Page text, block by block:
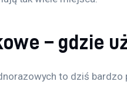
– gdzie
to dziś bardzo